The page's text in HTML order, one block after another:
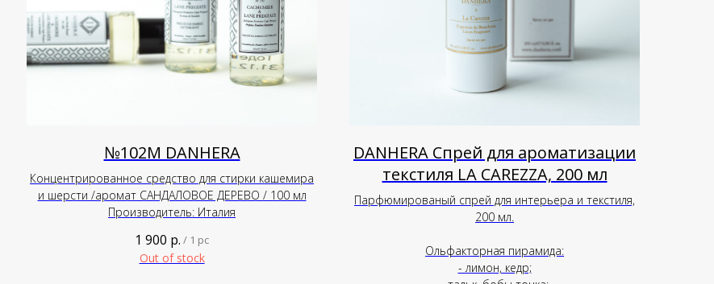
№102М DANHERA
Концентрированное средство для стирки кашемира
и шерсти /аромат САНДАЛОВОЕ ДЕРЕВО / 100 мл
Производитель: Италия
1 900 р. / 1 pc
Out of stock
DANHERA Спрей для ароматизации
текстиля LA CAREZZA, 200 мл
Парфюмированый спрей для интерьера и текстиля,
200 мл.
Ольфакторная пирамида:
- лимон, кедр;